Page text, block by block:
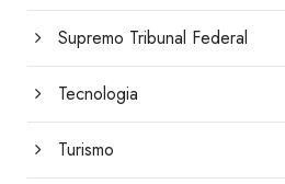
Supremo Tribunal Federal
Tecnologia
Turismo